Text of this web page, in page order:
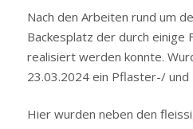
Nach den Arbeiten rund um
Backesplatz der durch einige
realisiert werden konnte.
23.03.2024 ein Pflaster-/
Hier wurden neben den